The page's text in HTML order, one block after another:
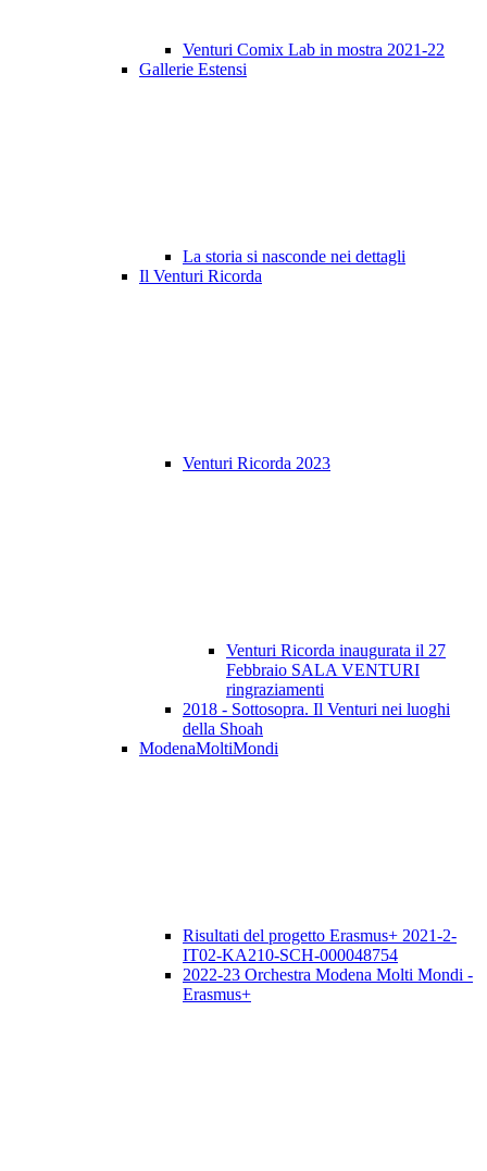
Venturi Comix Lab in mostra 2021-22
Gallerie Estensi
La storia si nasconde nei dettagli
Il Venturi Ricorda
Venturi Ricorda 2023
Venturi Ricorda inaugurata il 27
Febbraio SALA VENTURI
ringraziamenti
2018 - Sottosopra. Il Venturi nei luoghi
della Shoah
ModenaMoltiMondi
Risultati del progetto Erasmus+ 2021-2-
IT02-KA210-SCH-000048754
2022-23 Orchestra Modena Molti Mondi -
Erasmus+